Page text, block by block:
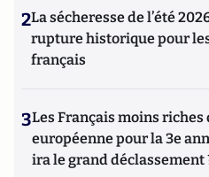
2La sécheresse de l’été
rupture historique pour
français
3Les Français moins riches
européenne pour la 3e
ira le grand déclassement